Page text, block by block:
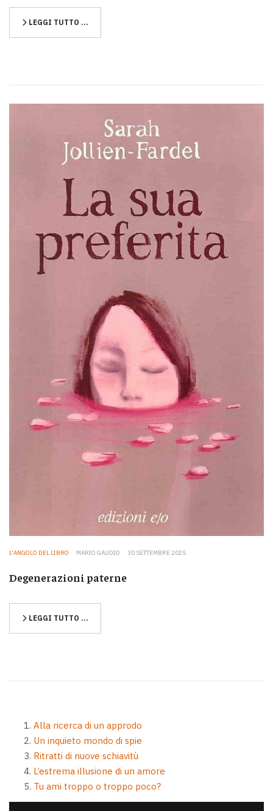
LEGGI TUTTO …
L'ANGOLO DEL LIBRO MARIO GAUDIO 30 SETTEMBRE 2025
Degenerazioni paterne
LEGGI TUTTO …
Alla ricerca di un approdo
Un inquieto mondo di spie
Ritratti di nuove schiavitù
L’estrema illusione di un amore
Tu ami troppo o troppo poco?